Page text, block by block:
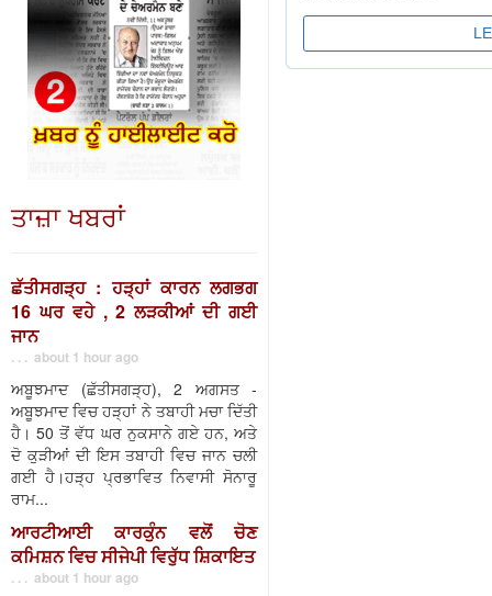
ਤਾਜ਼ਾ ਖਬਰਾਂ
ਛੱਤੀਸਗੜ੍ਹ : ਹੜ੍ਹਾਂ ਕਾਰਨ ਲਗਭਗ
16 ਘਰ ਵਹੇ , 2 ਲੜਕੀਆਂ ਦੀ ਗਈ
ਜਾਨ
. . . about 1 hour ago
ਅਬੂਝਮਾਦ (ਛੱਤੀਸਗੜ੍ਹ), 2 ਅਗਸਤ -
ਅਬੂਝਮਾਦ ਵਿਚ ਹੜ੍ਹਾਂ ਨੇ ਤਬਾਹੀ ਮਚਾ ਦਿੱਤੀ
ਹੈ। 50 ਤੋਂ ਵੱਧ ਘਰ ਨੁਕਸਾਨੇ ਗਏ ਹਨ, ਅਤੇ
ਦੋ ਕੁੜੀਆਂ ਦੀ ਇਸ ਤਬਾਹੀ ਵਿਚ ਜਾਨ ਚਲੀ
ਗਈ ਹੈ।ਹੜ੍ਹ ਪ੍ਰਭਾਵਿਤ ਨਿਵਾਸੀ ਸੋਨਾਰੂ
ਰਾਮ...
ਆਰਟੀਆਈ ਕਾਰਕੁੰਨ ਵਲੋਂ ਚੋਣ
ਕਮਿਸ਼ਨ ਵਿਚ ਸੀਜੇਪੀ ਵਿਰੁੱਧ ਸ਼ਿਕਾਇਤ
. . . about 1 hour ago